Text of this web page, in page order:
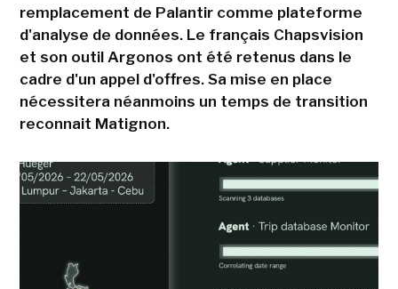
remplacement de Palantir comme plateforme
d'analyse de données. Le français Chapsvision
et son outil Argonos ont été retenus dans le
cadre d'un appel d'offres. Sa mise en place
nécessitera néanmoins un temps de transition
reconnait Matignon.